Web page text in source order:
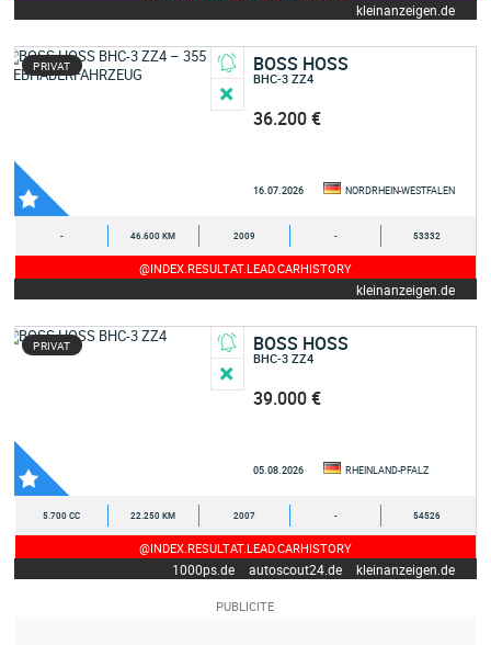
kleinanzeigen.de
PRIVAT BOSS HOSS
BHC-3 ZZ4
36.200 €
16.07.2026 NORDRHEIN-WESTFALEN
- 46.600 KM 2009 - 53332
@INDEX.RESULTAT.LEAD.CARHISTORY
kleinanzeigen.de
PRIVAT BOSS HOSS
BHC-3 ZZ4
39.000 €
05.08.2026 RHEINLAND-PFALZ
5.700 CC 22.250 KM 2007 - 54526
@INDEX.RESULTAT.LEAD.CARHISTORY
1000ps.de autoscout24.de kleinanzeigen.de